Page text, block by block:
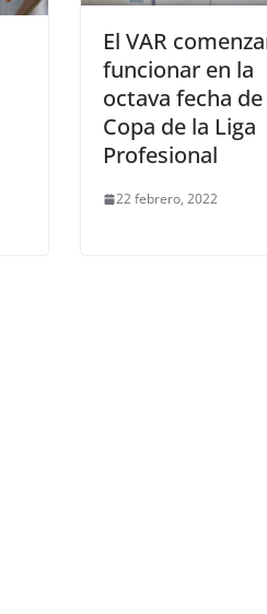
El VAR
funcionar en la
octava fecha de
Copa de la Liga
Profesional
22 febrero, 2022